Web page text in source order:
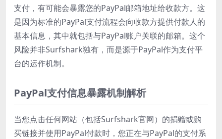
支付，有可能会暴露您的PayPal邮箱地址给收款方。这
是因为标准的PayPal支付流程会向收款方提供付款人的
基本信息，其中就包括与PayPal账户关联的邮箱。这个
风险并非Surfshark独有，而是源于PayPal作为支付平
台的运作机制。
PayPal支付信息暴露机制解析
当您点击任何网站（包括Surfshark官网）的捐赠或购
买链接并使用PayPal付款时，您正在与PayPal的支付系